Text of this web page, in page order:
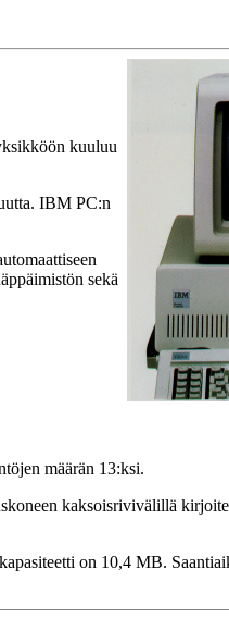
kuuluu
IBM PC:n
sekä
määrän 13:ksi.
kaksoisrivivälillä
on 10,4 MB.